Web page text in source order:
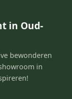
in Oud-
bewonderen
in